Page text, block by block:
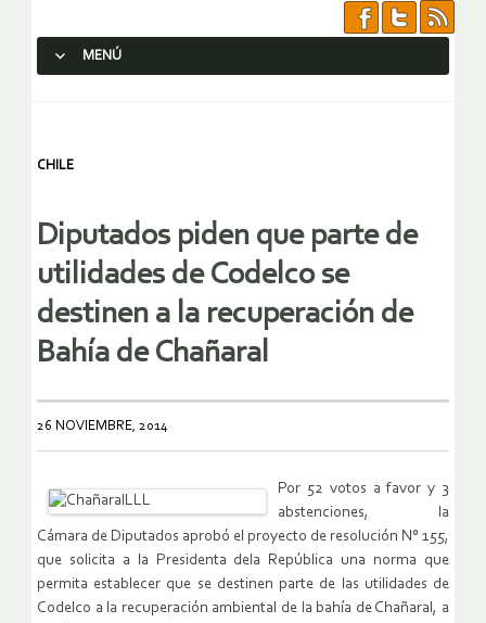
MENÚ
CHILE
Diputados piden que parte de
utilidades de Codelco se
destinen a la recuperación de
Bahía de Chañaral
26 NOVIEMBRE, 2014
Por 52 votos a favor y 3
abstenciones, la
Cámara de Diputados aprobó el proyecto de resolución N° 155,
que solicita a la Presidenta dela República una norma que
permita establecer que se destinen parte de las utilidades de
Codelco a la recuperación ambiental de la bahía de Chañaral, a